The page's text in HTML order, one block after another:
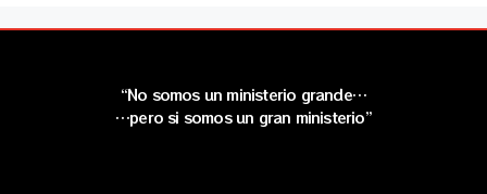
“No somos un ministerio grande…
…pero si somos un gran ministerio”